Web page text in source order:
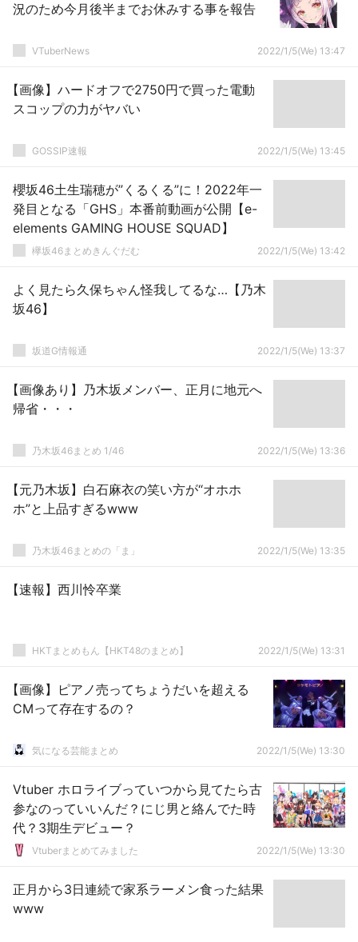
況のため今月後半までお休みする事を報告
VTuberNews 2022/1/5(We) 13:47
【画像】ハードオフで2750円で買った電動
スコップの力がヤバい
GOSSIP速報 2022/1/5(We) 13:45
櫻坂46土生瑞穂が”くるくる”に！2022年一
発目となる「GHS」本番前動画が公開【e-
elements GAMING HOUSE SQUAD】
欅坂46まとめきんぐだむ 2022/1/5(We) 13:42
よく見たら久保ちゃん怪我してるな…【乃木
坂46】
坂道G情報通 2022/1/5(We) 13:37
【画像あり】乃木坂メンバー、正月に地元へ
帰省・・・
乃木坂46まとめ 1/46 2022/1/5(We) 13:36
【元乃木坂】白石麻衣の笑い方が“オホホ
ホ”と上品すぎるwww
乃木坂46まとめの「ま」 2022/1/5(We) 13:35
【速報】西川怜卒業
HKTまとめもん【HKT48のまとめ】 2022/1/5(We) 13:31
【画像】ピアノ売ってちょうだいを超える
CMって存在するの？
気になる芸能まとめ 2022/1/5(We) 13:30
Vtuber ホロライブっていつから見てたら古
参なのっていいんだ？にじ男と絡んでた時
代？3期生デビュー？
Vtuberまとめてみました 2022/1/5(We) 13:30
正月から3日連続で家系ラーメン食った結果
www